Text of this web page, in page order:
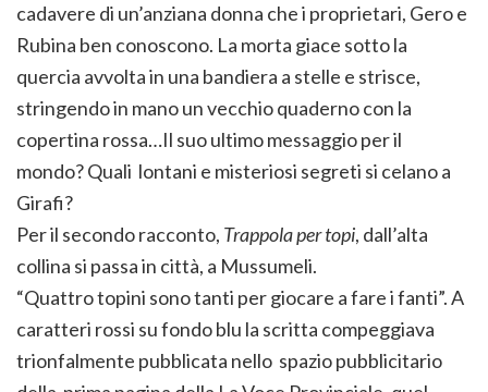
cadavere di un’anziana donna che i proprietari, Gero e
Rubina ben conoscono. La morta giace sotto la
quercia avvolta in una bandiera a stelle e strisce,
stringendo in mano un vecchio quaderno con la
copertina rossa…Il suo ultimo messaggio per il
mondo? Quali lontani e misteriosi segreti si celano a
Girafi?
Per il secondo racconto, Trappola per topi, dall’alta
collina si passa in città, a Mussumeli.
“Quattro topini sono tanti per giocare a fare i fanti”. A
caratteri rossi su fondo blu la scritta compeggiava
trionfalmente pubblicata nello spazio pubblicitario